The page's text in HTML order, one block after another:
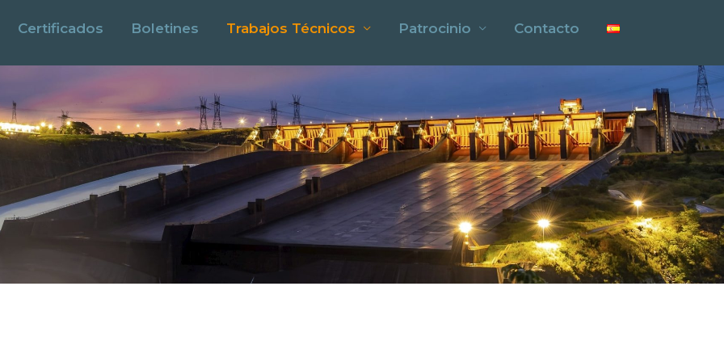
Certificados Boletines Trabajos Técnicos Patrocinio Contacto